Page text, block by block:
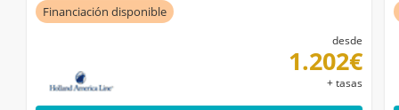
Financiación disponible
desde
1.202€
+ tasas